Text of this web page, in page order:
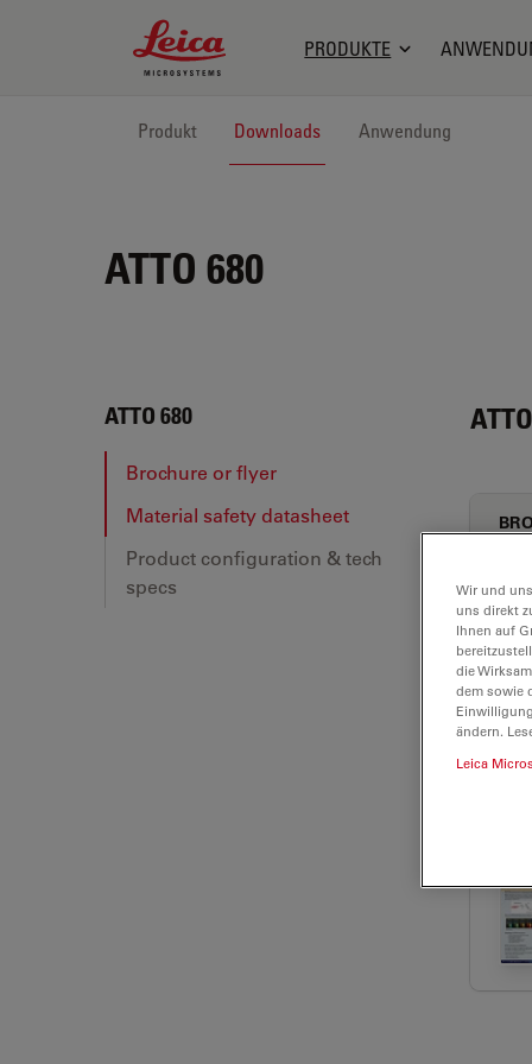
Leica Microsystems Logo
PRODUKTE
Produkt Downloads Anwendung
ATTO 680
ATTO 680
Brochure or flyer
Material safety datasheet
Product configuration & tech
specs
Wir und
uns direkt
Ihnen auf
die
dem sowie
ändern.
Leica